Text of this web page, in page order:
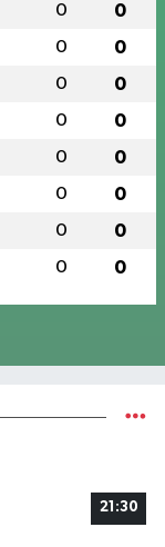
0 0
0 0
0 0
0 0
0 0
0 0
0 0
0 0
21:30